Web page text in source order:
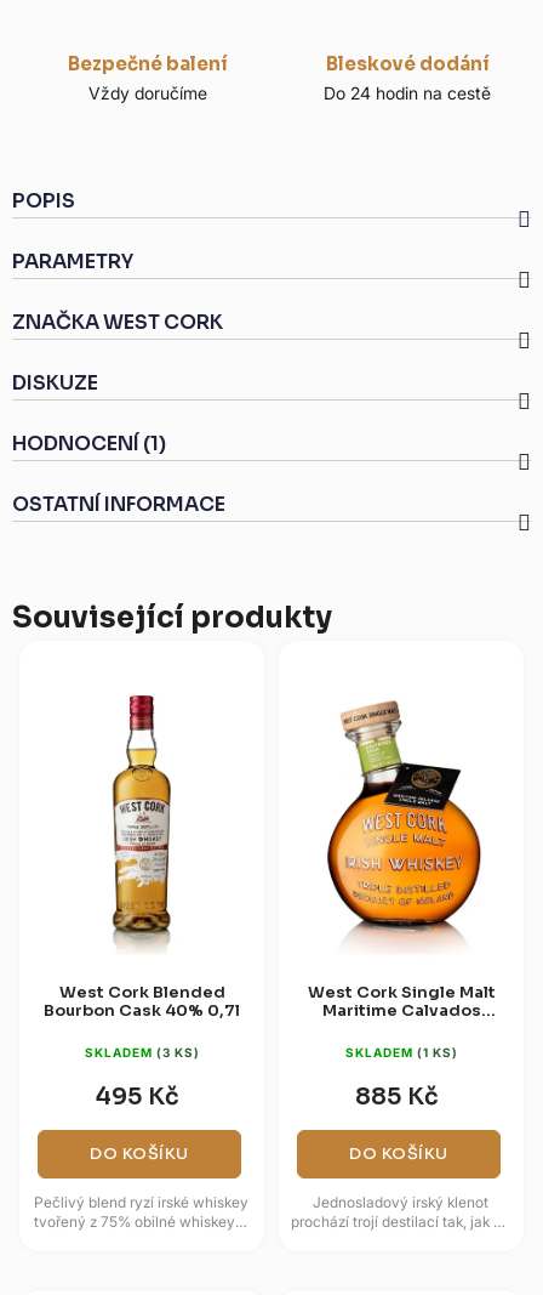
Bezpečné balení
Vždy doručíme
Bleskové dodání
Do 24 hodin na cestě
POPIS
PARAMETRY
ZNAČKAWEST CORK
DISKUZE
HODNOCENÍ (1)
OSTATNÍ INFORMACE
Související produkty
West Cork Blended
Bourbon Cask 40% 0,7l
SKLADEM (3 KS)
495 Kč
DO KOŠÍKU
Pečlivý blend ryzí irské whiskey
tvořený z 75% obilné whiskey a
West Cork Single Malt
Maritime Calvados
SKLADEM (1 KS)
885 Kč
DO KOŠÍKU
Jednosladový irský klenot
prochází trojí destilací tak, jak se